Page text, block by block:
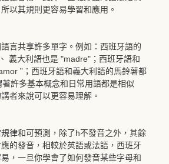
以其規則更容易學習和應用。
言共享許多單字。例如：西班牙語的
義大利語也是 "madre"；西班牙語和
”；西班牙語和義大利語的馬鈴薯都
著許多基本概念和日常用語都是相似
者來說可以更容易理解。
律和可預測，除了h不發音之外，其餘
的發音，相較於英語或法語，西班牙
，一旦你學會了如何發音某些字母和